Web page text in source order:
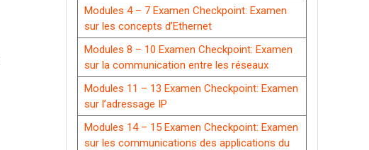
Modules 4 – 7 Examen Checkpoint: Examen
sur les concepts d’Ethernet
Modules 8 – 10 Examen Checkpoint: Examen
sur la communication entre les réseaux
Modules 11 – 13 Examen Checkpoint: Examen
sur l’adressage IP
Modules 14 – 15 Examen Checkpoint: Examen
sur les communications des applications du